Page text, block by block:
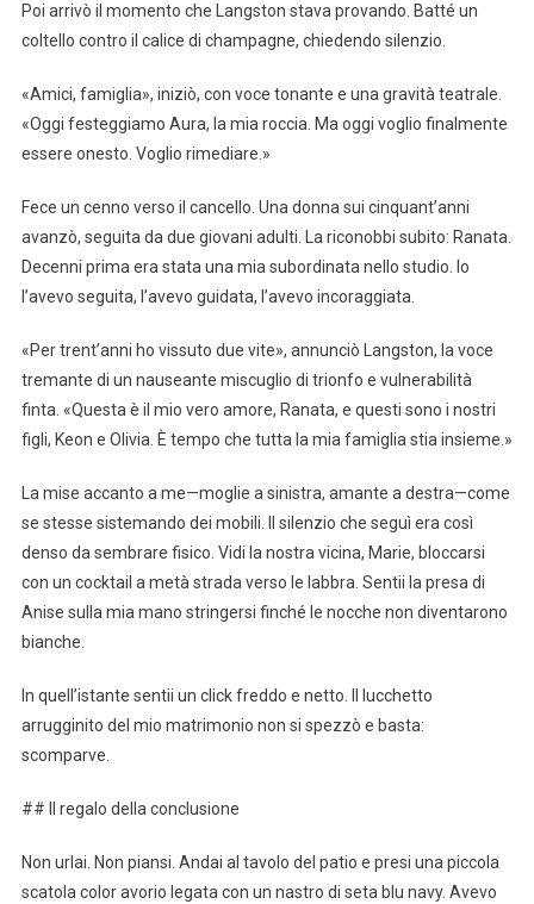
Poi arrivò il momento che Langston stava provando. Batté un
coltello contro il calice di champagne, chiedendo silenzio.
«Amici, famiglia», iniziò, con voce tonante e una gravità teatrale.
«Oggi festeggiamo Aura, la mia roccia. Ma oggi voglio finalmente
essere onesto. Voglio rimediare.»
Fece un cenno verso il cancello. Una donna sui cinquant’anni
avanzò, seguita da due giovani adulti. La riconobbi subito: Ranata.
Decenni prima era stata una mia subordinata nello studio. Io
l’avevo seguita, l’avevo guidata, l’avevo incoraggiata.
«Per trent’anni ho vissuto due vite», annunciò Langston, la voce
tremante di un nauseante miscuglio di trionfo e vulnerabilità
finta. «Questa è il mio vero amore, Ranata, e questi sono i nostri
figli, Keon e Olivia. È tempo che tutta la mia famiglia stia insieme.»
La mise accanto a me—moglie a sinistra, amante a destra—come
se stesse sistemando dei mobili. Il silenzio che seguì era così
denso da sembrare fisico. Vidi la nostra vicina, Marie, bloccarsi
con un cocktail a metà strada verso le labbra. Sentii la presa di
Anise sulla mia mano stringersi finché le nocche non diventarono
bianche.
In quell’istante sentii un click freddo e netto. Il lucchetto
arrugginito del mio matrimonio non si spezzò e basta:
scomparve.
## Il regalo della conclusione
Non urlai. Non piansi. Andai al tavolo del patio e presi una piccola
scatola color avorio legata con un nastro di seta blu navy. Avevo